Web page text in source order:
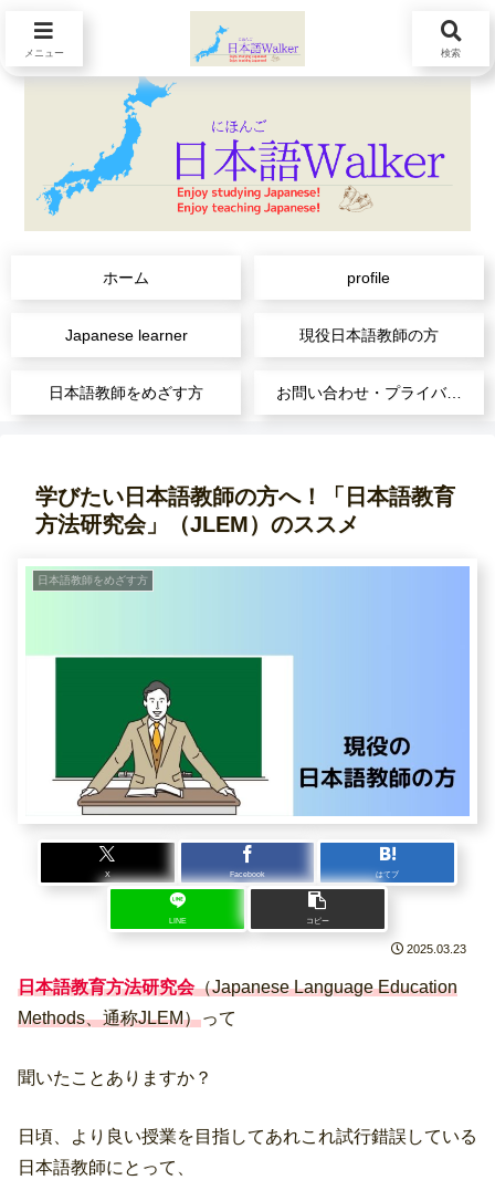
ホーム profile
Japanese learner 現役日本語教師の方
日本語教師をめざす方 お問い合わせ・プライバシーポリシー
学びたい日本語教師の方へ！「日本語教育
方法研究会」（JLEM）のススメ
日本語教師をめざす方
X Facebook はてブ
LINE コピー
2025.03.23
日本語教育方法研究会（Japanese Language Education
Methods、通称JLEM）って
聞いたことありますか？
日頃、より良い授業を目指してあれこれ試行錯誤している
日本語教師にとって、
メニュー 検索